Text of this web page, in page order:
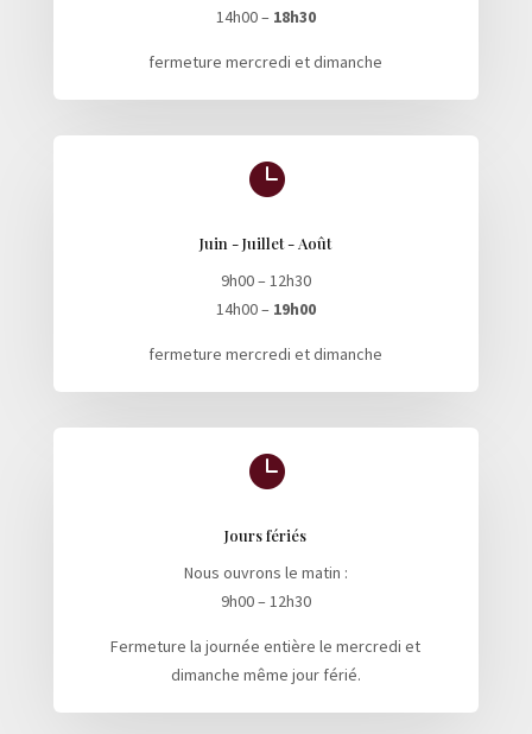
14h00 – 18h30
fermeture mercredi et dimanche

Juin - Juillet - Août
9h00 – 12h30
14h00 – 19h00
fermeture mercredi et dimanche

Jours fériés
Nous ouvrons le matin :
9h00 – 12h30
Fermeture la journée entière le mercredi et
dimanche même jour férié.